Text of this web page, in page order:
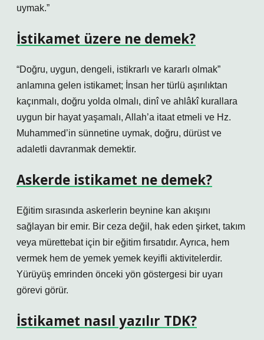
uymak.”
İstikamet üzere ne demek?
“Doğru, uygun, dengeli, istikrarlı ve kararlı olmak”
anlamına gelen istikamet; İnsan her türlü aşırılıktan
kaçınmalı, doğru yolda olmalı, dinî ve ahlâkî kurallara
uygun bir hayat yaşamalı, Allah’a itaat etmeli ve Hz.
Muhammed’in sünnetine uymak, doğru, dürüst ve
adaletli davranmak demektir.
Askerde istikamet ne demek?
Eğitim sırasında askerlerin beynine kan akışını
sağlayan bir emir. Bir ceza değil, hak eden şirket, takım
veya mürettebat için bir eğitim fırsatıdır. Ayrıca, hem
vermek hem de yemek yemek keyifli aktivitelerdir.
Yürüyüş emrinden önceki yön göstergesi bir uyarı
görevi görür.
İstikamet nasıl yazılır TDK?